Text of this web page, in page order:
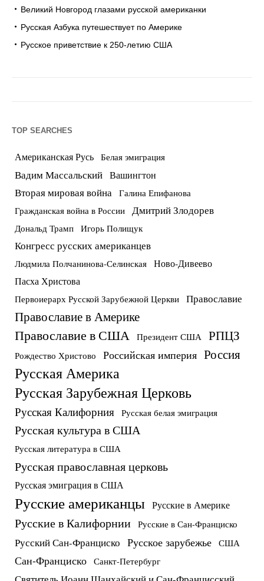
Великий Новгород глазами русской американки
Русская Азбука путешествует по Америке
Русское приветствие к 250-летию США
TOP SEARCHES
Американская Русь Белая эмиграция
Вадим Массальский Вашингтон
Вторая мировая война Галина Епифанова
Гражданская война в России Дмитрий Злодорев
Дональд Трамп Игорь Полищук
Конгресс русских американцев
Людмила Полчанинова-Селинская Ново-Дивеево
Пасха Христова
Первоиерарх Русской Зарубежной Церкви Православие
Православие в Америке
Православие в США Президент США РПЦЗ
Рождество Христово Российская империя Россия
Русская Америка
Русская Зарубежная Церковь
Русская Калифорния Русская белая эмиграция
Русская культура в США
Русская литература в США
Русская православная церковь
Русская эмиграция в США
Русские американцы Русские в Америке
Русские в Калифорнии Русские в Сан-Франциско
Русский Сан-Франциско Русское зарубежье США
Сан-Франциско Санкт-Петербург